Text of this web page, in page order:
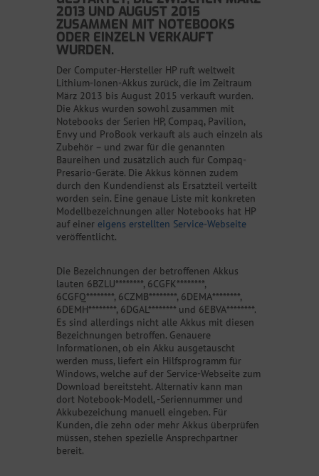
2013 UND AUGUST 2015
ZUSAMMEN MIT NOTEBOOKS
ODER EINZELN VERKAUFT
WURDEN.
Der Computer-Hersteller HP ruft weltweit
Lithium-Ionen-Akkus zurück, die im Zeitraum
März 2013 bis August 2015 verkauft wurden.
Die Akkus wurden sowohl zusammen mit
Notebooks der Serien HP, Compaq, Pavilion,
Envy und ProBook verkauft als auch einzeln als
Zubehör – und zwar für die genannten
Baureihen und zusätzlich auch für Compaq-
Presario-Geräte. Die Akkus können zudem
durch den Kundendienst als Ersatzteil verteilt
worden sein. Eine genaue Liste mit konkreten
Modellbezeichnungen aller Notebooks hat HP
auf einer eigens erstellten Service-Webseite
veröffentlicht.
Die Bezeichnungen der betroffenen Akkus
lauten 6BZLU********, 6CGFK********,
6CGFQ********, 6CZMB********, 6DEMA********,
6DEMH********, 6DGAL******** und 6EBVA********.
Es sind allerdings nicht alle Akkus mit diesen
Bezeichnungen betroffen. Genauere
Informationen, ob ein Akku ausgetauscht
werden muss, liefert ein Hilfsprogramm für
Windows, welche auf der Service-Webseite zum
Download bereitsteht. Alternativ kann man
dort Notebook-Modell, -Seriennummer und
Akkubezeichung manuell eingeben. Für
Kunden, die zehn oder mehr Akkus überprüfen
müssen, stehen spezielle Ansprechpartner
bereit.